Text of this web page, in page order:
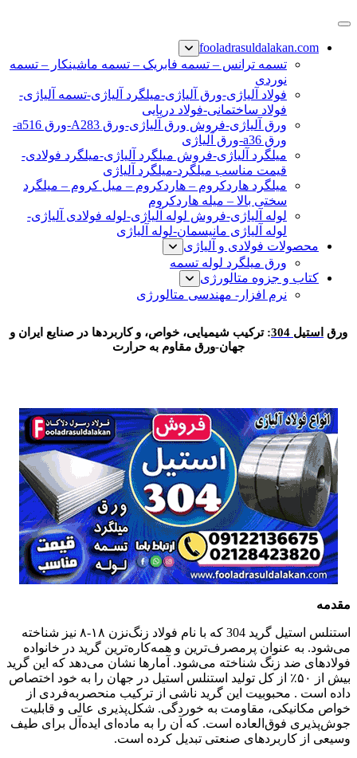
پرش
محتوا
نبشی فولادی-ناودانی فولادی-قیمت ورق-قیمت فولاد
fooladrasuldalakan.com
تسمه ترانس – تسمه فابریک – تسمه ماشینکار – تسمه
نوردی
فولاد آلیاژی-ورق آلیاژی-میلگرد آلیاژی-تسمه آلیاژی-
فولاد ساختمانی-فولاد دریایی
ورق آلیاژی-فروش ورق آلیاژی-ورق A283-ورق a516-
ورق a36-ورق آلیاژی
میلگرد آلیاژی-فروش میلگرد آلیاژی-میلگرد فولادی-
قیمت مناسب میلگرد-میلگرد آلیاژی
میلگرد هاردکروم – هاردکروم – میل کروم – میلگرد
سختی بالا – میله هاردکروم
لوله آلیاژی-فروش لوله آلیاژی-لوله فولادی آلیاژی-
لوله آلیاژی مانیسمان-لوله آلیاژی
محصولات فولادی و آلیاژی
ورق میلگرد لوله تسمه
کتاب و جزوه متالورژی
نرم افزار- مهندسی متالورژی
ورق استیل 304
: ترکیب شیمیایی، خواص، و کاربردها در صنایع ایران و
جهان-ورق مقاوم به حرارت
مقدمه
استنلس استیل گرید 304 که با نام فولاد زنگ‌نزن ۱۸-۸ نیز شناخته
می‌شود. به عنوان پرمصرف‌ترین و همه‌کاره‌ترین گرید در خانواده
فولادهای ضد زنگ شناخته می‌شود. آمارها نشان می‌دهد که این گرید
بیش از ۵۰٪ از کل تولید استنلس استیل در جهان را به خود اختصاص
داده است . محبوبیت این گرید ناشی از ترکیب منحصر‌به‌فردی از
خواص مکانیکی، مقاومت به خوردگی. شکل‌پذیری عالی و قابلیت
جوش‌پذیری فوق‌العاده است. که آن را به ماده‌ای ایده‌آل برای طیف
وسیعی از کاربردهای صنعتی تبدیل کرده است.